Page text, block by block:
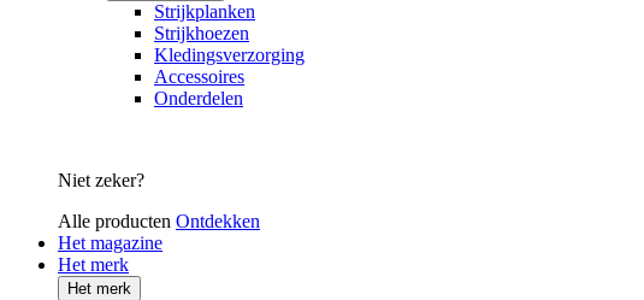
Strijkplanken
Strijkhoezen
Kledingsverzorging
Accessoires
Onderdelen
Niet zeker?
Alle producten Ontdekken
Het magazine
Het merk
Het merk